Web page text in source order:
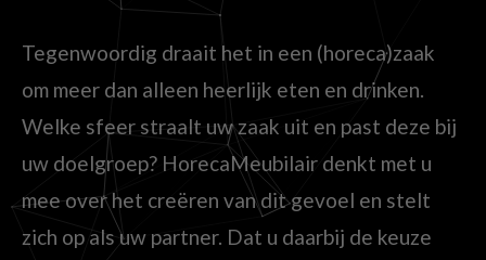
Tegenwoordig draait het in een (horeca)zaak
om meer dan alleen heerlijk eten en drinken.
Welke sfeer straalt uw zaak uit en past deze bij
uw doelgroep? HorecaMeubilair denkt met u
mee over het creëren van dit gevoel en stelt
zich op als uw partner. Dat u daarbij de keuze